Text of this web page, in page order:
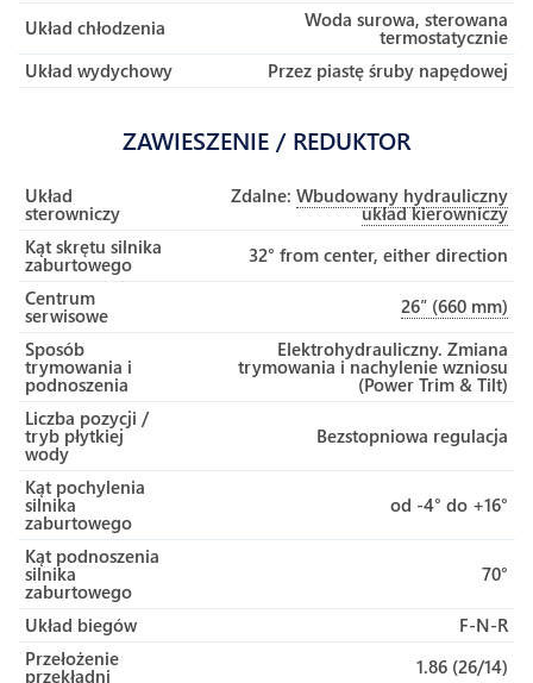
Układ chłodzenia Woda surowa, sterowana
termostatycznie
Układ wydychowy
Przez piastę śruby napędowej
ZAWIESZENIE / REDUKTOR
Układ
sterowniczy
Zdalne: Wbudowany hydrauliczny
układ kierowniczy
Kąt skrętu silnika
zaburtowego
32° from center, either direction
Centrum
serwisowe
26″ (660 mm)
Sposób
trymowania i
podnoszenia
Elektrohydrauliczny. Zmiana
trymowania i nachylenie wzniosu
(Power Trim & Tilt)
Liczba pozycji /
tryb płytkiej
wody
Bezstopniowa regulacja
Kąt pochylenia
silnika
zaburtowego
od -4° do +16°
Kąt podnoszenia
silnika
zaburtowego
70°
Układ biegów
F-N-R
Przełożenie
przekładni 1.86 (26/14)